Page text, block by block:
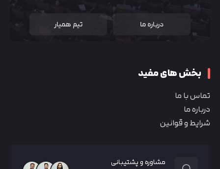
درباره ما تیم همیار
بخش های مفید
تماس با ما
درباره ما
شرایط و قوانین
مشاوره و پشتیبانی
کد ارسال شده را وارد کنید
اصلاح شماره